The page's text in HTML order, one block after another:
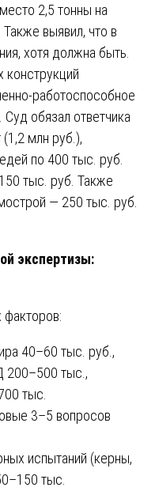
2,5 тонны на
выявил, что в
хотя должна быть.
конструкций
работоспособное
обязал ответчика
(1,2 млн руб.),
по 400 тыс. руб.
тыс. руб. Также
— 250 тыс. руб.
экспертизы:
факторов:
40–60 тыс. руб.,
200–500 тыс.,
тыс.
3–5 вопросов
испытаний (керны,
тыс.